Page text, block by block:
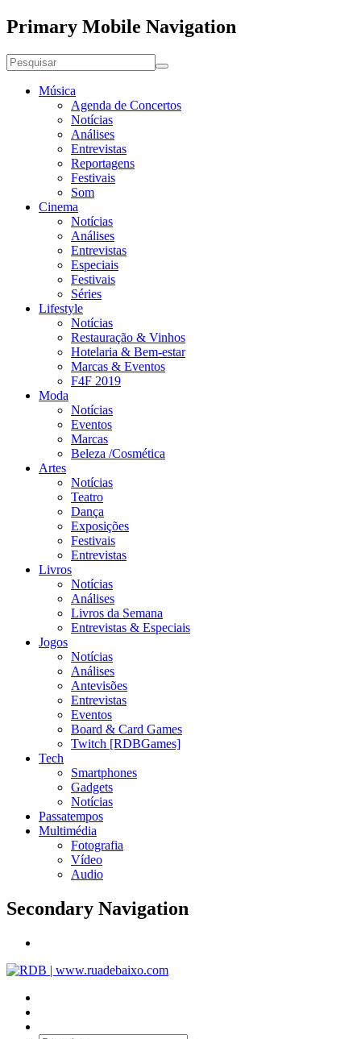
Primary Mobile Navigation
Música
Agenda de Concertos
Notícias
Análises
Entrevistas
Reportagens
Festivais
Som
Cinema
Notícias
Análises
Entrevistas
Especiais
Festivais
Séries
Lifestyle
Notícias
Restauração & Vinhos
Hotelaria & Bem-estar
Marcas & Eventos
F4F 2019
Moda
Notícias
Eventos
Marcas
Beleza /Cosmética
Artes
Notícias
Teatro
Dança
Exposições
Festivais
Entrevistas
Livros
Notícias
Análises
Livros da Semana
Entrevistas & Especiais
Jogos
Notícias
Análises
Antevisões
Entrevistas
Eventos
Board & Card Games
Twitch [RDBGames]
Tech
Smartphones
Gadgets
Notícias
Passatempos
Multimédia
Fotografia
Vídeo
Audio
Secondary Navigation